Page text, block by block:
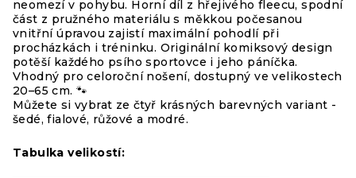
neomezí v pohybu. Horní díl z hřejivého fleecu, spodní
část z pružného materiálu s měkkou počesanou
vnitřní úpravou zajistí maximální pohodlí při
procházkách i tréninku. Originální komiksový design
potěší každého psího sportovce i jeho páníčka.
Vhodný pro celoroční nošení, dostupný ve velikostech
20–65 cm. 🐾
Můžete si vybrat ze čtyř krásných barevných variant -
šedé, fialové, růžové a modré.
Tabulka velikostí: